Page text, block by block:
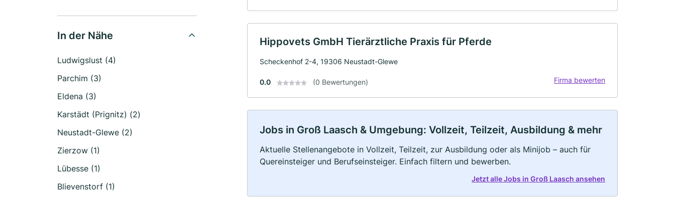
In der Nähe
Ludwigslust (4)
Parchim (3)
Eldena (3)
Karstädt (Prignitz) (2)
Neustadt-Glewe (2)
Zierzow (1)
Lübesse (1)
Blievenstorf (1)
Hippovets GmbH Tierärztliche Praxis für Pferde
Scheckenhof 2-4, 19306 Neustadt-Glewe
0.0 (0 Bewertungen) Firma bewerten
Jobs in Groß Laasch & Umgebung: Vollzeit, Teilzeit, Ausbildung & mehr
Aktuelle Stellenangebote in Vollzeit, Teilzeit, zur Ausbildung oder als Minijob – auch für
Quereinsteiger und Berufseinsteiger. Einfach filtern und bewerben.
Jetzt alle Jobs in Groß Laasch ansehen